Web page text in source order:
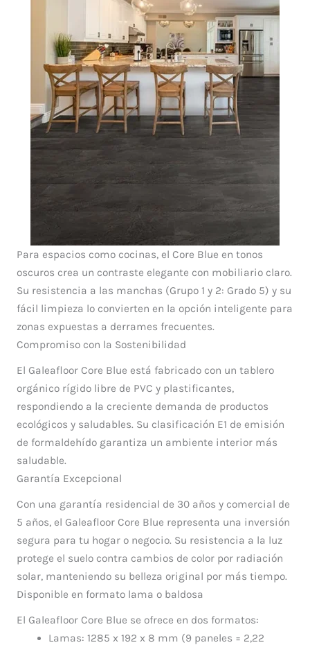
Para espacios como cocinas, el Core Blue en tonos
oscuros crea un contraste elegante con mobiliario claro.
Su resistencia a las manchas (Grupo 1 y 2: Grado 5) y su
fácil limpieza lo convierten en la opción inteligente para
zonas expuestas a derrames frecuentes.
Compromiso con la Sostenibilidad
El Galeafloor Core Blue está fabricado con un tablero
orgánico rígido libre de PVC y plastificantes,
respondiendo a la creciente demanda de productos
ecológicos y saludables. Su clasificación E1 de emisión
de formaldehído garantiza un ambiente interior más
saludable.
Garantía Excepcional
Con una garantía residencial de 30 años y comercial de
5 años, el Galeafloor Core Blue representa una inversión
segura para tu hogar o negocio. Su resistencia a la luz
protege el suelo contra cambios de color por radiación
solar, manteniendo su belleza original por más tiempo.
Disponible en formato lama o baldosa
El Galeafloor Core Blue se ofrece en dos formatos:
Lamas: 1285 x 192 x 8 mm (9 paneles = 2,22